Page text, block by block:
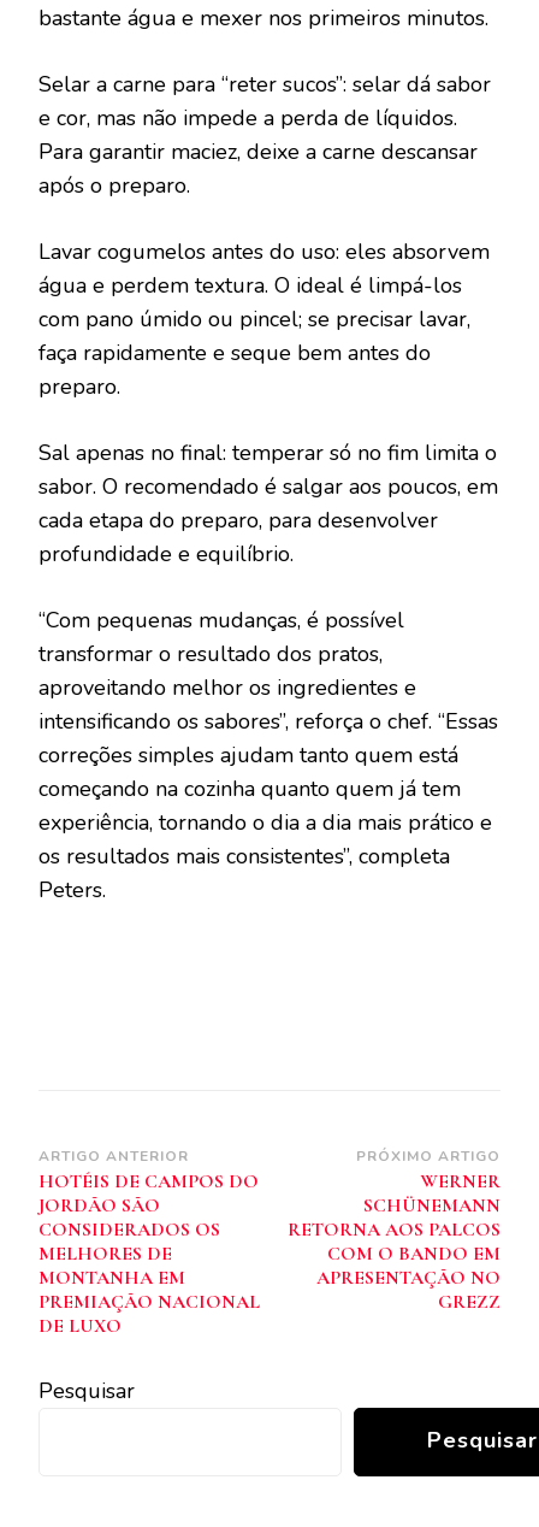
bastante água e mexer nos primeiros minutos.
Selar a carne para “reter sucos”: selar dá sabor
e cor, mas não impede a perda de líquidos.
Para garantir maciez, deixe a carne descansar
após o preparo.
Lavar cogumelos antes do uso: eles absorvem
água e perdem textura. O ideal é limpá-los
com pano úmido ou pincel; se precisar lavar,
faça rapidamente e seque bem antes do
preparo.
Sal apenas no final: temperar só no fim limita o
sabor. O recomendado é salgar aos poucos, em
cada etapa do preparo, para desenvolver
profundidade e equilíbrio.
“Com pequenas mudanças, é possível
transformar o resultado dos pratos,
aproveitando melhor os ingredientes e
intensificando os sabores”, reforça o chef. “Essas
correções simples ajudam tanto quem está
começando na cozinha quanto quem já tem
experiência, tornando o dia a dia mais prático e
os resultados mais consistentes”, completa
Peters.
Navegação
de
post
ARTIGO ANTERIOR
HOTÉIS DE CAMPOS DO
JORDÃO SÃO
CONSIDERADOS OS
MELHORES DE
MONTANHA EM
PREMIAÇÃO NACIONAL
DE LUXO
PRÓXIMO ARTIGO
WERNER
SCHÜNEMANN
RETORNA AOS PALCOS
COM O BANDO EM
APRESENTAÇÃO NO
GREZZ
Pesquisar
Pesquisar